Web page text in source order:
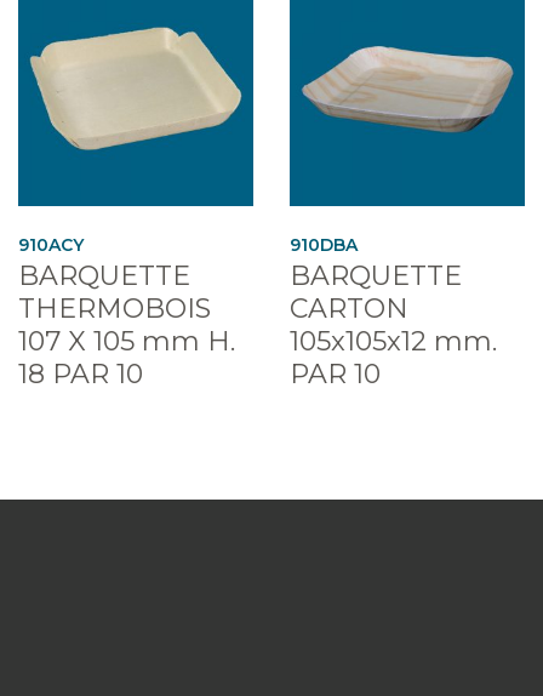
910ACY
BARQUETTE
THERMOBOIS
107 X 105 mm H.
18 PAR 10
910DBA
BARQUETTE
CARTON
105x105x12 mm.
PAR 10